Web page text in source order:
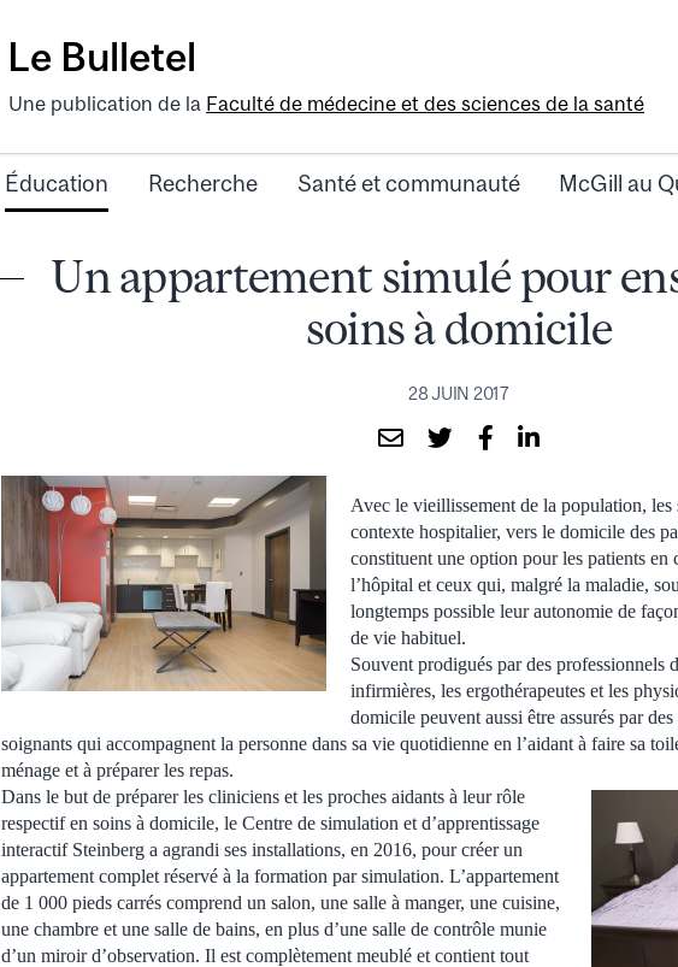
Le Bulletel
Une publication de la Faculté de médecine et des sciences de la santé
Éducation Recherche Santé et communauté McGill au
Un appartement simulé pour
soins à domicile
28 JUIN 2017
Avec le vieillissement de la population, les
contexte hospitalier, vers le domicile des
constituent une option pour les patients en
l’hôpital et ceux qui, malgré la maladie,
longtemps possible leur autonomie de
de vie habituel.
Souvent prodigués par des professionnels
infirmières, les ergothérapeutes et les
domicile peuvent aussi être assurés par
soignants qui accompagnent la personne dans sa vie quotidienne en l’aidant à faire sa
ménage et à préparer les repas.
Dans le but de préparer les cliniciens et les proches aidants à leur rôle
respectif en soins à domicile, le Centre de simulation et d’apprentissage
interactif Steinberg a agrandi ses installations, en 2016, pour créer un
appartement complet réservé à la formation par simulation. L’appartement
de 1 000 pieds carrés comprend un salon, une salle à manger, une cuisine,
une chambre et une salle de bains, en plus d’une salle de contrôle munie
d’un miroir d’observation. Il est complètement meublé et contient tout